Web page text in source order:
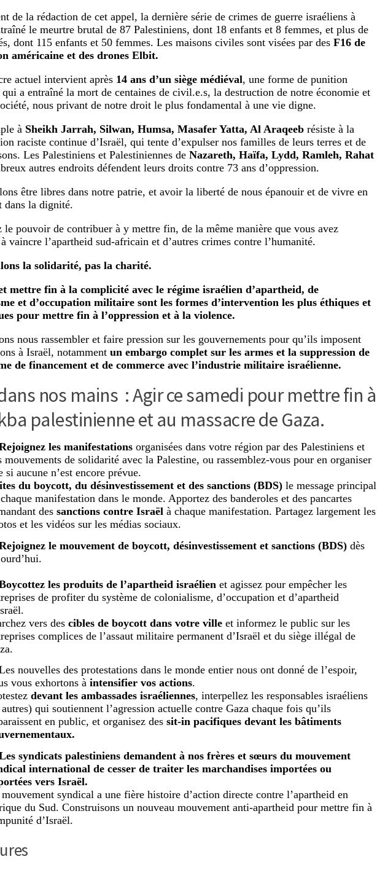
de la rédaction de cet appel, la dernière série de crimes de guerre israéliens à
le meurtre brutal de 87 Palestiniens, dont 18 enfants et 8 femmes, et plus de
dont 115 enfants et 50 femmes. Les maisons civiles sont visées par des F16 de
américaine et des drones Elbit.
actuel intervient après 14 ans d’un siège médiéval, une forme de punition
a entraîné la mort de centaines de civil.e.s, la destruction de notre économie et
nous privant de notre droit le plus fondamental à une vie digne.
à Sheikh Jarrah, Silwan, Humsa, Masafer Yatta, Al Araqeeb résiste à la
raciste continue d’Israël, qui tente d’expulser nos familles de leurs terres et de
Les Palestiniens et Palestiniennes de Nazareth, Haïfa, Lydd, Ramleh, Rahat
autres endroits défendent leurs droits contre 73 ans d’oppression.
être libres dans notre patrie, et avoir la liberté de nous épanouir et de vivre en
dans la dignité.
le pouvoir de contribuer à y mettre fin, de la même manière que vous avez
vaincre l’apartheid sud-africain et d’autres crimes contre l’humanité.
la solidarité, pas la charité.
mettre fin à la complicité avec le régime israélien d’apartheid, de
et d’occupation militaire sont les formes d’intervention les plus éthiques et
pour mettre fin à l’oppression et à la violence.
nous rassembler et faire pression sur les gouvernements pour qu’ils imposent
à Israël, notamment un embargo complet sur les armes et la suppression de
de financement et de commerce avec l’industrie militaire israélienne.
dans nos mains : Agir ce samedi pour mettre fin à
palestinienne et au massacre de Gaza.
les manifestations organisées dans votre région par des Palestiniens et
mouvements de solidarité avec la Palestine, ou rassemblez-vous pour en organiser
si aucune n’est encore prévue.
du boycott, du désinvestissement et des sanctions (BDS) le message principal
manifestation dans le monde. Apportez des banderoles et des pancartes
des sanctions contre Israël à chaque manifestation. Partagez largement les
et les vidéos sur les médias sociaux.
le mouvement de boycott, désinvestissement et sanctions (BDS) dès
les produits de l’apartheid israélien et agissez pour empêcher les
de profiter du système de colonialisme, d’occupation et d’apartheid
vers des cibles de boycott dans votre ville et informez le public sur les
complices de l’assaut militaire permanent d’Israël et du siège illégal de
nouvelles des protestations dans le monde entier nous ont donné de l’espoir,
vous exhortons à intensifier vos actions.
devant les ambassades israéliennes, interpellez les responsables israéliens
qui soutiennent l’agression actuelle contre Gaza chaque fois qu’ils
en public, et organisez des sit-in pacifiques devant les bâtiments
syndicats palestiniens demandent à nos frères et sœurs du mouvement
international de cesser de traiter les marchandises importées ou
vers Israël.
syndical a une fière histoire d’action directe contre l’apartheid en
du Sud. Construisons un nouveau mouvement anti-apartheid pour mettre fin à
d’Israël.